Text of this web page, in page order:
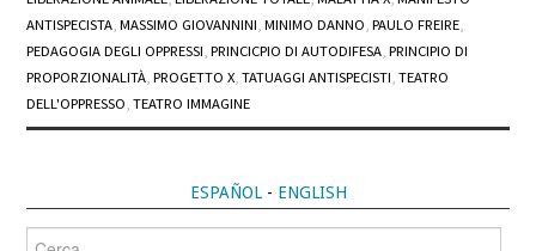
ANTISPECISTA,MASSIMO GIOVANNINI,MINIMO DANNO,PAULO FREIRE,
PEDAGOGIA DEGLI OPPRESSI,PRINCICPIO DI AUTODIFESA,PRINCIPIO DI
PROPORZIONALITÀ,PROGETTO X,TATUAGGI ANTISPECISTI,TEATRO
DELL'OPPRESSO,TEATRO IMMAGINE
ESPAÑOL- ENGLISH
Cerca